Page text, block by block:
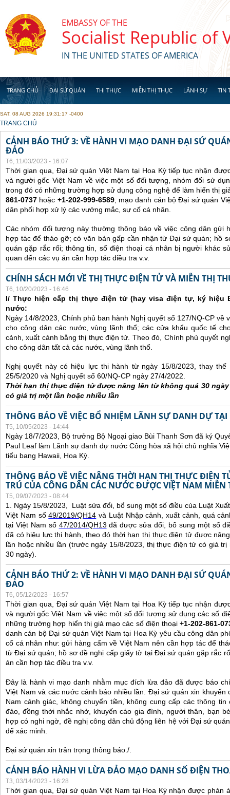
EMBASSY OF THE
Socialist Republic of
IN THE UNITED STATES OF AMERICA
TRANG CHỦ ĐẠI SỨ QUÁN THỊ THỰC MIỄN THỊ THỰC LÃNH SỰ TIN
SAT, 08 AUG 2026 19:31:17 -0400
YOU ARE HERE
TRANG CHỦ
CẢNH BÁO THỨ 3: VỀ HÀNH VI MẠO DANH ĐẠI SỨ
ĐẢO
T6, 11/03/2023 - 16:07
Thời gian qua, Đại sứ quán Việt Nam tại Hoa Kỳ tiếp tục nhận
và người gốc Việt Nam về việc một số đối tượng, nhóm đối sử
trong đó có những trường hợp sử dụng công nghệ để làm hiển thị
861-0737 hoặc +1-202-999-6589, mạo danh cán bộ Đại sứ quán
dân phối hợp xử lý các vướng mắc, sự cố cá nhân.
Các nhóm đối tượng này thường thông báo về việc công dân gửi
hợp tác để tháo gỡ; có văn bản gấp cần nhận từ Đại sứ quán; hồ
quán gặp rắc rối; thông tin, số điện thoại cá nhân bị người khác
quan đến các vụ án cần hợp tác điều tra v.v.
CHÍNH SÁCH MỚI VỀ THỊ THỰC ĐIỆN TỬ VÀ MIỄN THỊ
T6, 10/20/2023 - 16:46
I/ Thực hiện cấp thị thực điện tử (hay visa điện tự, ký hiệu
nước:
Ngày 14/8/2023, Chính phủ ban hành Nghị quyết số 127/NQ-CP về
cho công dân các nước, vùng lãnh thổ; các cửa khẩu quốc tế
cảnh, xuất cảnh bằng thị thực điện tử. Theo đó, Chính phủ quyết
cho công dân tất cả các nước, vùng lãnh thổ.
Nghị quyết này có hiệu lực thi hành từ ngày 15/8/2023, thay thế
25/5/2020 và Nghị quyết số 60/NQ-CP ngày 27/4/2022.
Thời hạn thị thực điện tử được nâng lên từ không quá 30
có giá trị một lần hoặc nhiều lần
THÔNG BÁO VỀ VIỆC BỔ NHIỆM LÃNH SỰ DANH DỰ
T5, 10/05/2023 - 14:44
Ngày 18/7/2023, Bộ trưởng Bộ Ngoại giao Bùi Thanh Sơn đã ký
Paul Leaf làm Lãnh sự danh dự nước Công hòa xã hội chủ nghĩa
tiểu bang Hawaii, Hoa Kỳ.
THÔNG BÁO VỀ VIỆC NÂNG THỜI HẠN THỊ THỰC ĐIỆN
TRÚ CỦA CÔNG DÂN CÁC NƯỚC ĐƯỢC VIỆT NAM MIỄN
T5, 09/07/2023 - 08:44
1. Ngày 15/8/2023, Luật sửa đổi, bổ sung một số điều của Luật
Việt Nam số49/2019/QH14 và Luật Nhập cảnh, xuất cảnh, quá
tại Việt Nam số 47/2014/QH13 đã được sửa đổi, bổ sung một số
đã có hiệu lực thi hành, theo đó thời hạn thị thực điện tử được
lần hoặc nhiều lần (trước ngày 15/8/2023, thị thực điện tử có giá
30 ngày).
CẢNH BÁO THỨ 2: VỀ HÀNH VI MẠO DANH ĐẠI SỨ
ĐẢO
T6, 05/12/2023 - 16:57
Thời gian qua, Đại sứ quán Việt Nam tại Hoa Kỳ tiếp tục nhận
và người gốc Việt Nam về việc một số đối tượng sử dụng các số
những trường hợp hiển thị giả mạo các số điện thoại+1-202-861-
danh cán bộ Đại sứ quán Việt Nam tại Hoa Kỳ yêu cầu công dân
cố cá nhân như: gửi hàng cấm về Việt Nam nên cần hợp tác để
từ Đại sứ quán; hồ sơ đề nghị cấp giấy tờ tại Đại sứ quán gặp rắc
án cần hợp tác điều tra v.v.
Đây là hành vi mạo danh nhằm mục đích lừa đảo đã được báo
Việt Nam và các nước cảnh báo nhiều lần. Đại sứ quán xin khuyến
Nam cảnh giác, không chuyển tiền, không cung cấp các thông
đảo, đồng thời nhắc nhở, khuyến cáo gia đình, người thân, bạn
hợp có nghi ngờ, đề nghị công dân chủ động liên hệ với Đại sứ
để xác minh.
Đại sứ quán xin trân trọng thông báo./.
CẢNH BÁO HÀNH VI LỪA ĐẢO MẠO DANH SỐ ĐIỆN
T3, 03/14/2023 - 16:28
Thời gian qua, Đại sứ quán Việt Nam tại Hoa Kỳ nhận được phản